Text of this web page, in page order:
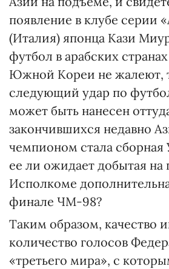
появление в клубе серии
(Италия) японца Кази
футбол в арабских
Южной Кореи не жалеют,
следующий удар по
может быть нанесен
закончившихся недавно
чемпионом стала сборная
ее ли ожидает добытая
Исполкоме
финале ЧМ-98?
Таким образом, качество
количество голосов
«третьего мира», с